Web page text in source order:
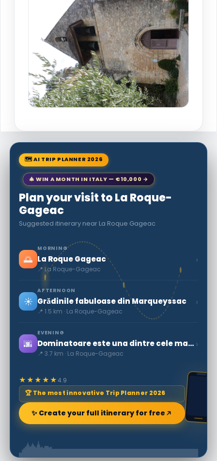
🗺 AI TRIP PLANNER 2026
🎄 WIN A MONTH IN ITALY — €10,000 →
Plan your visit to La Roque-
Gageac
Suggested itinerary near La Roque Gageac
🌅
MORNING
La Roque Gageac
📍 La Roque-Gageac
›
☀️
AFTERNOON
Grădinile fabuloase din Marqueyssac
📍 1.5 km · La Roque-Gageac
›
🌆
EVENING
Dominatoare este una dintre cele mai frumoase sate din Franța
📍 3.7 km · La Roque-Gageac
›
★★★★★4.9
🏆 The most innovative Trip Planner 2026
✨ Create your full itinerary for free